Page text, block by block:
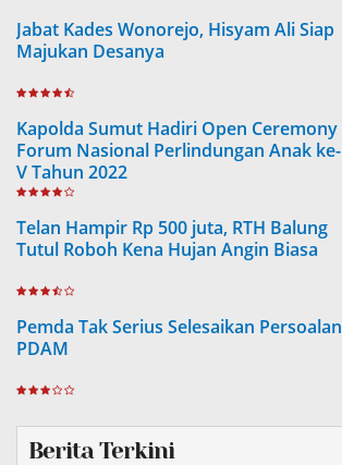
Jabat Kades Wonorejo, Hisyam Ali Siap
Majukan Desanya
Kapolda Sumut Hadiri Open Ceremony
Forum Nasional Perlindungan Anak ke-
V Tahun 2022
Telan Hampir Rp 500 juta, RTH Balung
Tutul Roboh Kena Hujan Angin Biasa
Pemda Tak Serius Selesaikan Persoalan
PDAM
Berita Terkini